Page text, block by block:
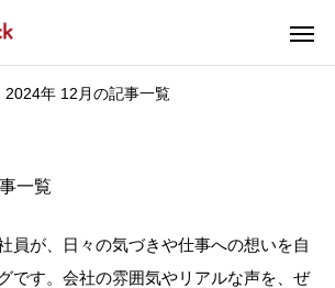
2024年 12月の記事一覧
一覧
員が、日々の気づきや仕事への想いを自
です。会社の雰囲気やリアルな声を、ぜ